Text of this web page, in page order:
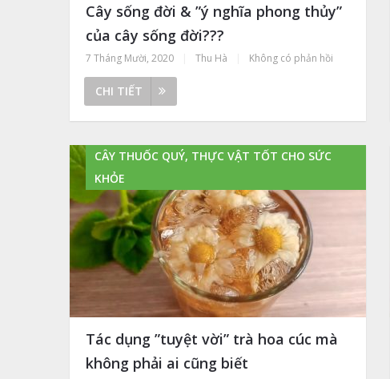
Cây sống đời & ”ý nghĩa phong thủy”
của cây sống đời???
7 Tháng Mười, 2020 Thu Hà Không có phản hồi
CHI TIẾT
CÂY THUỐC QUÝ, THỰC VẬT TỐT CHO SỨC
KHỎE
Tác dụng ”tuyệt vời” trà hoa cúc mà
không phải ai cũng biết